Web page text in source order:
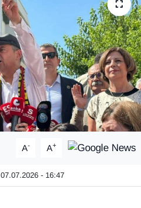
A- A+
07.07.2026 - 16:47